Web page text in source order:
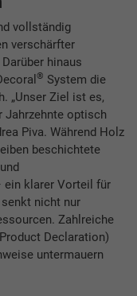
vollständig
verschärfter
hinaus
® System die
„Unser Ziel ist es,
Jahrzehnte optisch
Piva. Während Holz
beschichtete
ein klarer Vorteil für
nicht nur
Zahlreiche
Declaration)
untermauern